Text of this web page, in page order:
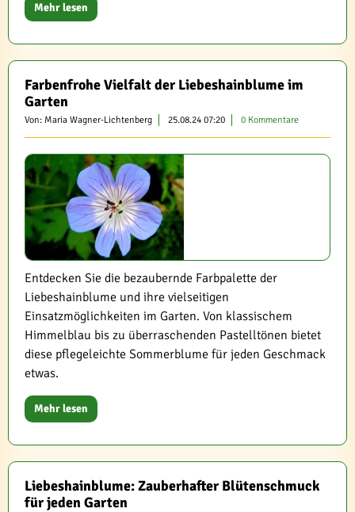
Mehr lesen
Farbenfrohe Vielfalt der Liebeshainblume im
Garten
Von: Maria Wagner-Lichtenberg 25.08.24 07:20 0 Kommentare
Entdecken Sie die bezaubernde Farbpalette der
Liebeshainblume und ihre vielseitigen
Einsatzmöglichkeiten im Garten. Von klassischem
Himmelblau bis zu überraschenden Pastelltönen bietet
diese pflegeleichte Sommerblume für jeden Geschmack
etwas.
Mehr lesen
Liebeshainblume: Zauberhafter Blütenschmuck
für jeden Garten